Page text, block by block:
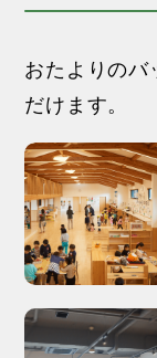
おたよりのバ
だけます。